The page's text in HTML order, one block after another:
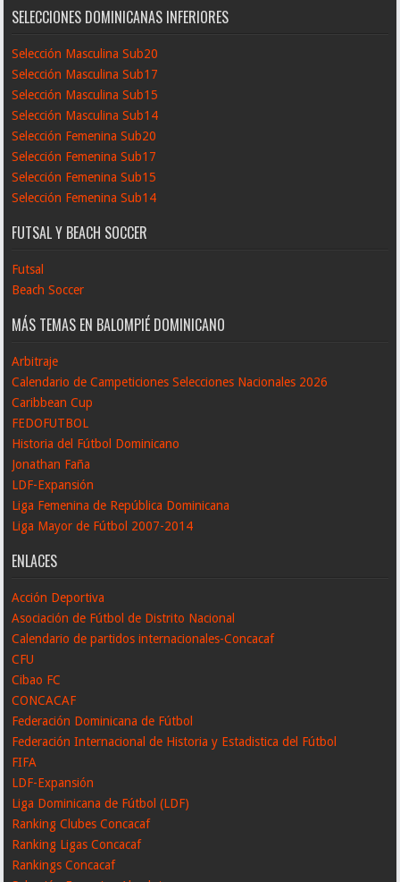
SELECCIONES DOMINICANAS INFERIORES
Selección Masculina Sub20
Selección Masculina Sub17
Selección Masculina Sub15
Selección Masculina Sub14
Selección Femenina Sub20
Selección Femenina Sub17
Selección Femenina Sub15
Selección Femenina Sub14
FUTSAL Y BEACH SOCCER
Futsal
Beach Soccer
MÁS TEMAS EN BALOMPIÉ DOMINICANO
Arbitraje
Calendario de Campeticiones Selecciones Nacionales 2026
Caribbean Cup
FEDOFUTBOL
Historia del Fútbol Dominicano
Jonathan Faña
LDF-Expansión
Liga Femenina de República Dominicana
Liga Mayor de Fútbol 2007-2014
ENLACES
Acción Deportiva
Asociación de Fútbol de Distrito Nacional
Calendario de partidos internacionales-Concacaf
CFU
Cibao FC
CONCACAF
Federación Dominicana de Fútbol
Federación Internacional de Historia y Estadistica del Fútbol
FIFA
LDF-Expansión
Liga Dominicana de Fútbol (LDF)
Ranking Clubes Concacaf
Ranking Ligas Concacaf
Rankings Concacaf